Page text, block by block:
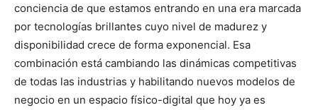
conciencia de que estamos entrando en una era marcada
por tecnologías brillantes cuyo nivel de madurez y
disponibilidad crece de forma exponencial. Esa
combinación está cambiando las dinámicas competitivas
de todas las industrias y habilitando nuevos modelos de
negocio en un espacio físico-digital que hoy ya es